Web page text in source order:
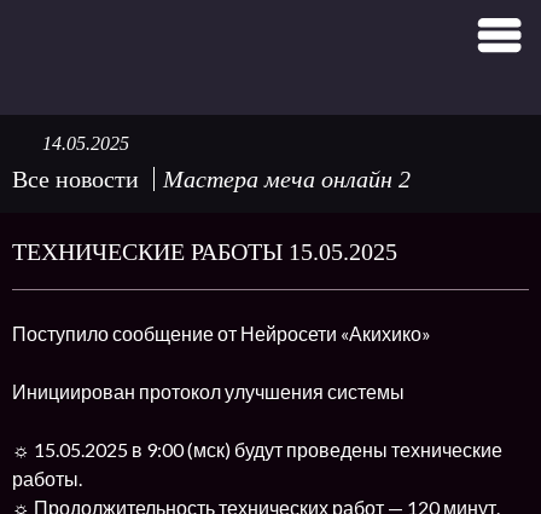
Все новости Мастера меча онлайн 2
14.05.2025
ТЕХНИЧЕСКИЕ РАБОТЫ 15.05.2025
Поступило сообщение от Нейросети «Акихико»
Инициирован протокол улучшения системы
☼ 15.05.2025 в 9:00 (мск) будут проведены технические
работы.
☼ Продолжительность технических работ — 120 минут.